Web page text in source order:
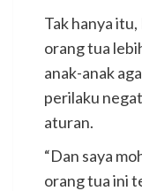
Tak hanya
orang tua
anak-anak
perilaku
aturan.
“Dan saya
orang tua ini